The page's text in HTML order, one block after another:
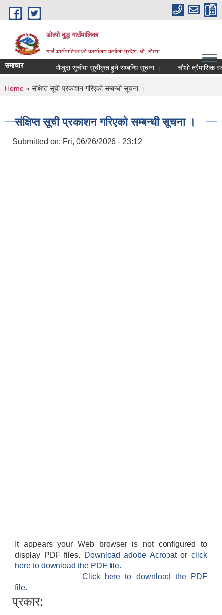
Skip to main content
डोल्पो बुद्ध गाउँपालिका
गाउँ कार्यपालिकाकाे कार्यालय कर्णाली प्रदेश, धो, डोल्पा
समाचार मौजुदा सूचीमा सूचीकृत हुने सम्बन्धि सूचना । चौथो त्रैमासिक स्वतः
You are here
Home » संक्षिप्त सूची प्रकाशन गरिएको सम्बन्धी सूचना ।
संक्षिप्त सूची प्रकाशन गरिएको सम्बन्धी सूचना ।
Submitted on: Fri, 06/26/2026 - 23:12
It appears your Web browser is not configured to
display PDF files.
Download adobe Acrobatorclick
here to download the PDF file.
Click here to download the PDF
file.
प्रकार: